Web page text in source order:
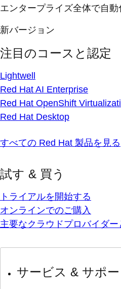
エンタープライズ全体で自動
新バージョン
注目のコースと認定
Lightwell
Red Hat AI Enterprise
Red Hat OpenShift
Red Hat Desktop
すべての Red Hat 製品を見る
試す & 買う
トライアルを開始する
オンラインでのご購入
主要なクラウドプロバイダー
サービス & サポー